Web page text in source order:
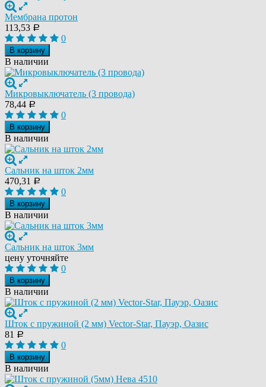
Мембрана протон
113,53 Р
0
В корзину
В наличии
Микровыключатель (3 провода)
78,44 Р
0
В корзину
В наличии
Сальник на шток 2мм
470,31
Р
0
В корзину
В наличии
Сальник на шток 3мм
цену уточняйте
0
В корзину
В наличии
Шток с пружиной (2 мм) Vector-Star, Пауэр, Оазис
81
Р
0
В корзину
В наличии